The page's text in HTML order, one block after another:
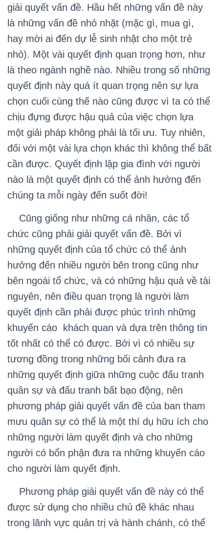
giải quyết vấn đề. Hầu hết những vấn đề này
là những vấn đề nhỏ nhặt (mặc gì, mua gì,
hay mời ai đến dự lễ sinh nhật cho một trẻ
nhỏ). Một vài quyết định quan trọng hơn, như
là theo ngành nghề nào. Nhiều trong số những
quyết định này quá ít quan trọng nên sự lựa
chọn cuối cùng thế nào cũng được vì ta có thể
chịu đựng được hậu quả của việc chọn lựa
một giải pháp không phải là tối ưu. Tuy nhiên,
đối với một vài lựa chọn khác thì không thể bất
cần được. Quyết định lập gia đình với người
nào là một quyết định có thể ảnh hưởng đến
chúng ta mỗi ngày đến suốt đời!
Cũng giống như những cá nhân, các tổ
chức cũng phải giải quyết vấn đề. Bởi vì
những quyết định của tổ chức có thể ảnh
hưởng đến nhiều người bên trong cũng như
bên ngoài tổ chức, và có những hậu quả về tài
nguyên, nên điều quan trọng là người làm
quyết định cần phải được phúc trình những
khuyến cáo khách quan và dựa trên thông tin
tốt nhất có thể có được. Bởi vì có nhiều sự
tương đồng trong những bối cảnh đưa ra
những quyết định giữa những cuộc đấu tranh
quân sự và đấu tranh bất bạo động, nên
phương pháp giải quyết vấn đề của ban tham
mưu quân sự có thể là một thí dụ hữu ích cho
những người làm quyết định và cho những
người có bổn phận đưa ra những khuyến cáo
cho người làm quyết định.
Phương pháp giải quyết vấn đề này có thể
được sử dụng cho nhiều chủ đề khác nhau
trong lãnh vực quản trị và hành chánh, có thể